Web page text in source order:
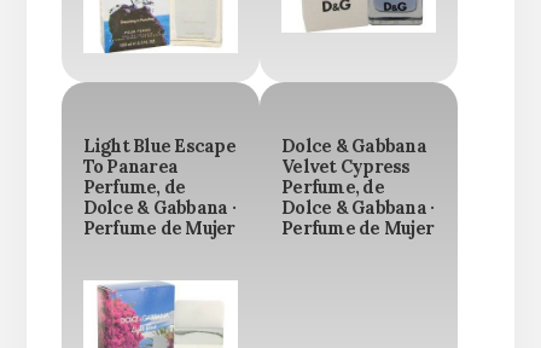
Light Blue Escape
To Panarea
Perfume, de
Dolce & Gabbana ·
Perfume de Mujer
Dolce & Gabbana
Velvet Cypress
Perfume, de
Dolce & Gabbana ·
Perfume de Mujer